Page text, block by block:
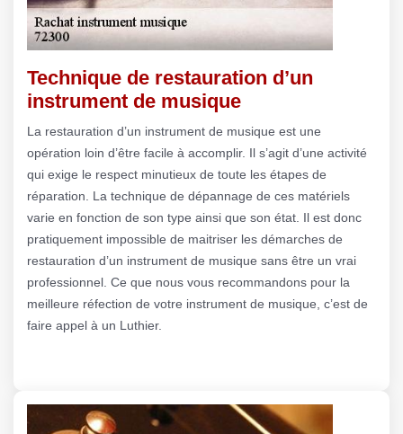
Technique de restauration d’un
instrument de musique
La restauration d’un instrument de musique est une
opération loin d’être facile à accomplir. Il s’agit d’une activité
qui exige le respect minutieux de toute les étapes de
réparation. La technique de dépannage de ces matériels
varie en fonction de son type ainsi que son état. Il est donc
pratiquement impossible de maitriser les démarches de
restauration d’un instrument de musique sans être un vrai
professionnel. Ce que nous vous recommandons pour la
meilleure réfection de votre instrument de musique, c’est de
faire appel à un Luthier.